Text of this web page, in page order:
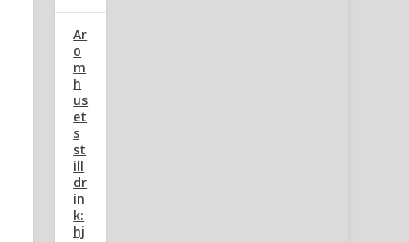
Ar
o
m
h
us
et
s
st
ill
dr
in
k:
hj